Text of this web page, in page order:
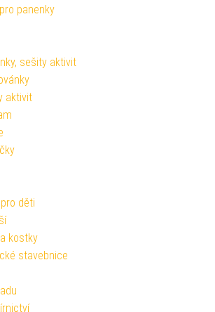
panenky
sešity aktivit
aktivit
děti
kostky
stavebnice